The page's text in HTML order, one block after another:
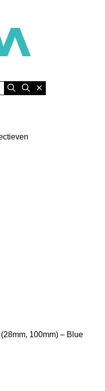
100mm) – Blue